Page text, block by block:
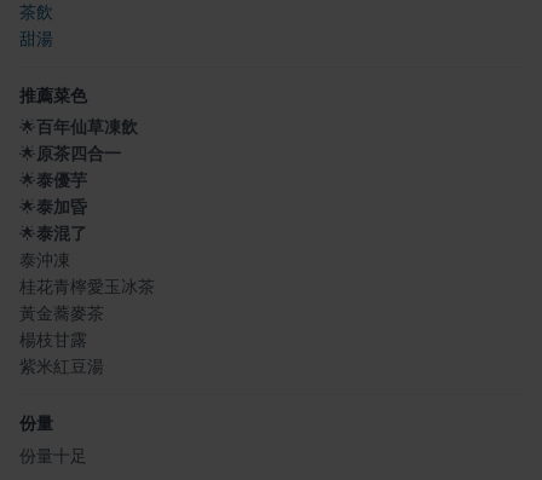
茶飲
甜湯
推薦菜色
🌟百年仙草凍飲
🌟原茶四合一
🌟泰優芋
🌟泰加昏
🌟泰混了
泰沖凍
桂花青檸愛玉冰茶
黃金蕎麥茶
楊枝甘露
紫米紅豆湯
份量
份量十足